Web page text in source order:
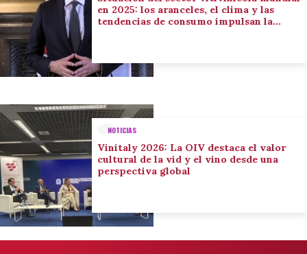
en 2025: los aranceles, el clima y las
tendencias de consumo impulsan la
NOTICIAS
Vinitaly 2026: La OIV destaca el valor
cultural de la vid y el vino desde una
perspectiva global